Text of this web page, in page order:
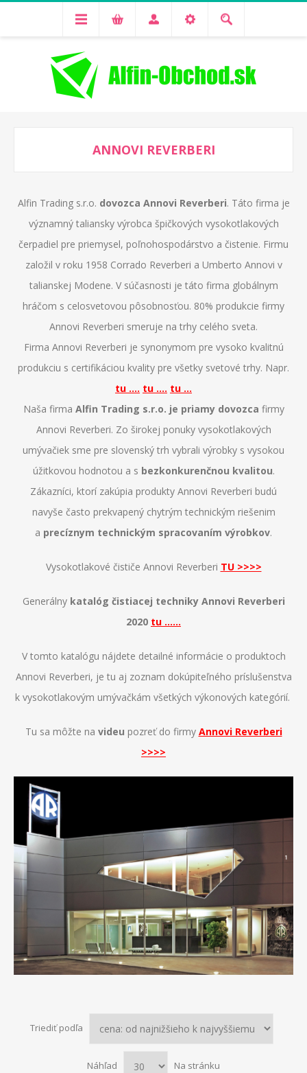
ANNOVI REVERBERI
Alfin Trading s.r.o. dovozca Annovi Reverberi. Táto firma je
významný taliansky výrobca špičkových vysokotlakových
čerpadiel pre priemysel, poľnohospodárstvo a čistenie. Firmu
založil v roku 1958 Corrado Reverberi a Umberto Annovi v
talianskej Modene. V súčasnosti je táto firma globálnym
hráčom s celosvetovou pôsobnosťou. 80% produkcie firmy
Annovi Reverberi smeruje na trhy celého sveta.
Firma Annovi Reverberi je synonymom pre vysoko kvalitnú
produkciu s certifikáciou kvality pre všetky svetové trhy. Napr.
tu .... tu .... tu ...
Naša firma Alfin Trading s.r.o. je priamy dovozca firmy
Annovi Reverberi. Zo širokej ponuky vysokotlakových
umývačiek sme pre slovenský trh vybrali výrobky s vysokou
úžitkovou hodnotou a s bezkonkurenčnou kvalitou.
Zákazníci, ktorí zakúpia produkty Annovi Reverberi budú
navyše často prekvapený chytrým technickým riešenim
a precíznym technickým spracovaním výrobkov.
Vysokotlakové čističe Annovi Reverberi TU >>>>
Generálny katalóg čistiacej techniky Annovi Reverberi
2020 tu ......
V tomto katalógu nájdete detailné informácie o produktoch
Annovi Reverberi, je tu aj zoznam dokúpiteľného príslušenstva
k vysokotlakovým umývačkám všetkých výkonových kategórií.
Tu sa môžte na videu pozreť do firmy Annovi Reverberi
>>>>
Triediť podľa
Náhľad Na stránku